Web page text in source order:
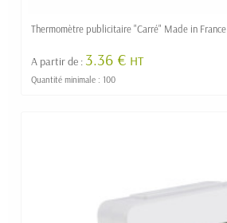
Thermomètre publicitaire "Carré" Made in France
A partir de : 3.36 € HT
Quantité minimale : 100